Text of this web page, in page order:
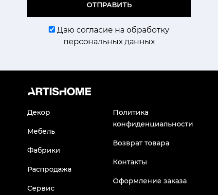
ОТПРАВИТЬ
Даю согласие на обработку
персональных данных
Декор
Мебель
Фабрики
Распродажа
Сервис
Политика
конфиденциальности
Возврат товара
Контакты
Оформление заказа